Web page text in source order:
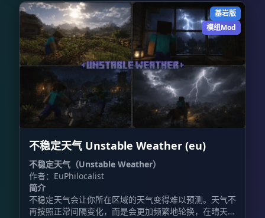
基岩版
模组Mod
不稳定天气 Unstable Weather (eu)
不稳定天气（Unstable Weather）
作者：EuPhilocalist
简介
不稳定天气会让你所在区域的天气变得难以预测。天气不
再按照正常间隔变化，而是会更加频繁地轮换，在晴天、